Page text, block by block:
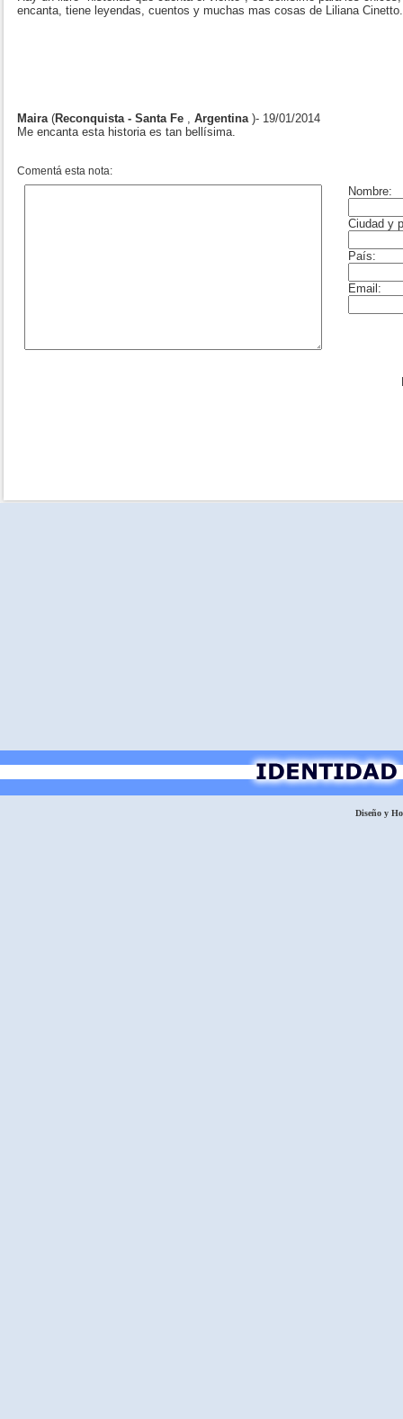
encanta, tiene leyendas, cuentos y muchas mas cosas de Liliana Cinetto.
Maira(Reconquista - Santa Fe , Argentina )- 19/01/2014
Me encanta esta historia es tan bellísima.
Comentá esta nota:
Diseño y